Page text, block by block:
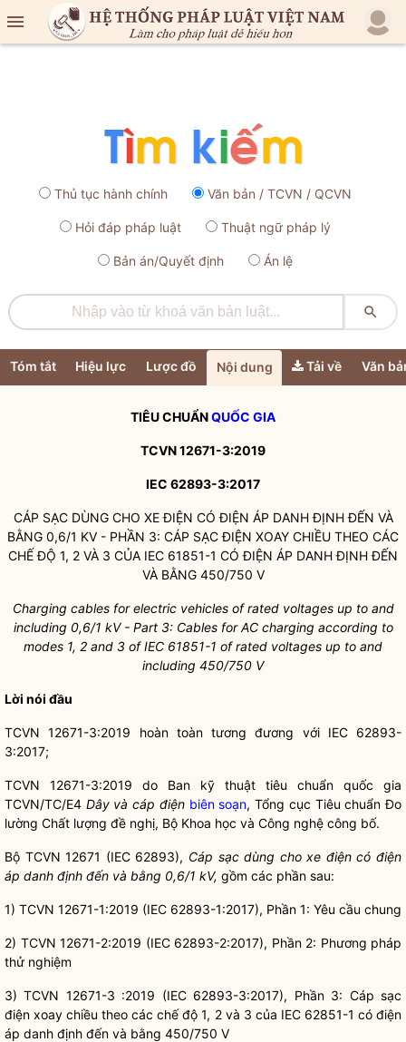

Thủ tục hành chính Văn bản / TCVN / QCVN
Hỏi đáp pháp luật Thuật ngữ pháp lý
Bản án/Quyết định Án lệ

Tóm tắt Hiệu lực Lược đồ Nội dung Tải về Văn
TIÊU CHUẨNQUỐC GIA
TCVN 12671-3:2019
IEC 62893-3:2017
CÁP SẠC DÙNG CHO XE ĐIỆN CÓ ĐIỆN ÁP DANH ĐỊNH ĐẾN VÀ
BẰNG 0,6/1 KV - PHẦN 3: CÁP SẠC ĐIỆN XOAY CHIỀU THEO CÁC
CHẾ ĐỘ 1, 2 VÀ 3 CỦA IEC 61851-1 CÓ ĐIỆN ÁP DANH ĐỊNH ĐẾN
VÀ BẰNG 450/750 V
Charging cables for electric vehicles of rated voltages up to and
including 0,6/1 kV - Part 3: Cables for AC charging according to
modes 1, 2 and 3 ofIEC 61851-1 of rated voltages up to and
including 450/750 V
Lời nói đầu
TCVN 12671-3:2019 hoàn toàn tương đương với IEC 62893-
3:2017;
TCVN 12671-3:2019 do Ban kỹ thuật tiêu chuẩn quốc gia
TCVN/TC/E4 Dây và cáp điện biên soạn, Tổng cục Tiêu chuẩn Đo
lường Chất lượng đề nghị, Bộ Khoa học và Công nghệ công bố.
Bộ TCVN 12671 (IEC 62893), Cáp sạc dùng cho xe điện có điện
áp danh định đến và bằng 0,6/1 kV, gồm các phần sau:
1) TCVN 12671-1:2019 (IEC 62893-1:2017), Phần 1: Yêu cầu chung
2) TCVN 12671-2:2019 (IEC 62893-2:2017), Phần 2: Phương pháp
thử nghiệm
3) TCVN 12671-3 :2019 (IEC 62893-3:2017), Phần 3: Cáp sạc
điện xoay chiều theo các chế độ 1, 2 và 3 của IEC 62851-1 có điện
áp danh định đến và bằng 450/750 V